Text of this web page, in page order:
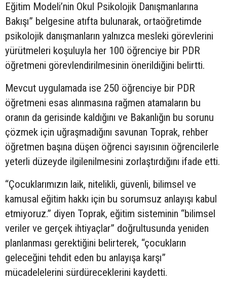
Eğitim Modeli’nin Okul Psikolojik Danışmanlarına
Bakışı” belgesine atıfta bulunarak, ortaöğretimde
psikolojik danışmanların yalnızca mesleki görevlerini
yürütmeleri koşuluyla her 100 öğrenciye bir PDR
öğretmeni görevlendirilmesinin önerildiğini belirtti.
Mevcut uygulamada ise 250 öğrenciye bir PDR
öğretmeni esas alınmasına rağmen atamaların bu
oranın da gerisinde kaldığını ve Bakanlığın bu sorunu
çözmek için uğraşmadığını savunan Toprak, rehber
öğretmen başına düşen öğrenci sayısının öğrencilerle
yeterli düzeyde ilgilenilmesini zorlaştırdığını ifade etti.
“Çocuklarımızın laik, nitelikli, güvenli, bilimsel ve
kamusal eğitim hakkı için bu sorumsuz anlayışı kabul
etmiyoruz.” diyen Toprak, eğitim sisteminin “bilimsel
veriler ve gerçek ihtiyaçlar” doğrultusunda yeniden
planlanması gerektiğini belirterek, “çocukların
geleceğini tehdit eden bu anlayışa karşı”
mücadelelerini sürdüreceklerini kaydetti.